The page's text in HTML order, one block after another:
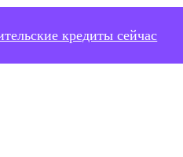
кредиты сейчас